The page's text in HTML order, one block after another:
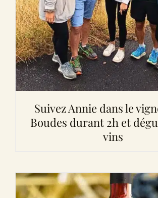
Suivez Annie dans le
Boudes durant 2h et
vins